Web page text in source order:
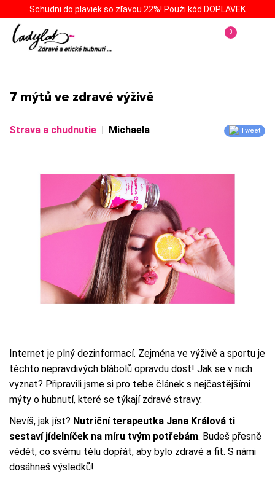
Schudni do plaviek so zľavou 22%! Použi kód DOPLAVEK
0
7 mýtů ve zdravé výživě
Tweet
Strava a chudnutie | Michaela
Internet je plný dezinformací. Zejména ve výživě a sportu je
těchto nepravdivých blábolů opravdu dost! Jak se v nich
vyznat? Připravili jsme si pro tebe článek s nejčastějšími
mýty o hubnutí, které se týkají zdravé stravy.
Nevíš, jak jíst? Nutriční terapeutka Jana Králová ti
sestaví jídelníček na míru tvým potřebám. Budeš přesně
vědět, co svému tělu dopřát, aby bylo zdravé a fit. S námi
dosáhneš výsledků!